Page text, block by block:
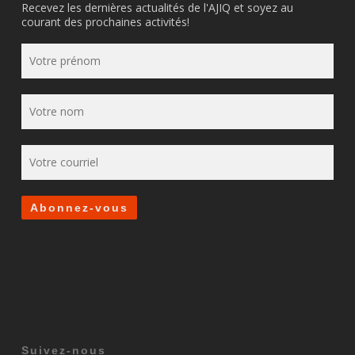
Recevez les dernières actualités de l'AJIQ et soyez au
courant des prochaines activités!
Suivez-nous